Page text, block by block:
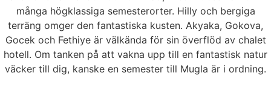
många högklassiga semesterorter. Hilly och bergiga
terräng omger den fantastiska kusten. Akyaka, Gokova,
Gocek och Fethiye är välkända för sin överflöd av chalet
hotell. Om tanken på att vakna upp till en fantastisk natur
väcker till dig, kanske en semester till Mugla är i ordning.